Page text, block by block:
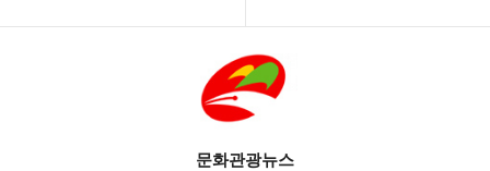
문화관광뉴스